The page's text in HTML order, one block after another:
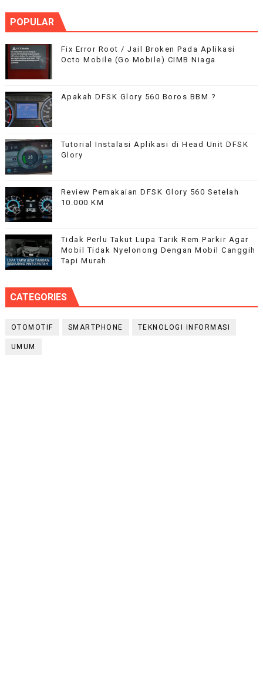
POPULAR
Fix Error Root / Jail Broken Pada Aplikasi
Octo Mobile (Go Mobile) CIMB Niaga
Apakah DFSK Glory 560 Boros BBM ?
Tutorial Instalasi Aplikasi di Head Unit DFSK
Glory
Review Pemakaian DFSK Glory 560 Setelah
10.000 KM
Tidak Perlu Takut Lupa Tarik Rem Parkir Agar
Mobil Tidak Nyelonong Dengan Mobil Canggih
Tapi Murah
CATEGORIES
OTOMOTIF SMARTPHONE TEKNOLOGI INFORMASI
UMUM